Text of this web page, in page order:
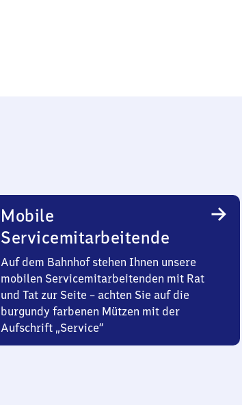
Mobile
Servicemitarbeitende
Auf dem Bahnhof stehen Ihnen unsere
mobilen Servicemitarbeitenden mit Rat
und Tat zur Seite – achten Sie auf die
burgundy farbenen Mützen mit der
Aufschrift „Service“